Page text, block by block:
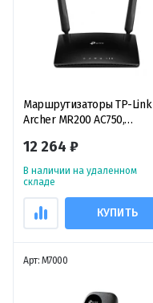
Маршрутизаторы TP-Link
Archer MR200 AC750,
маршрутизатор
12 264 ₽
В наличии на удаленном
складе
КУПИТЬ
Арт: M7000